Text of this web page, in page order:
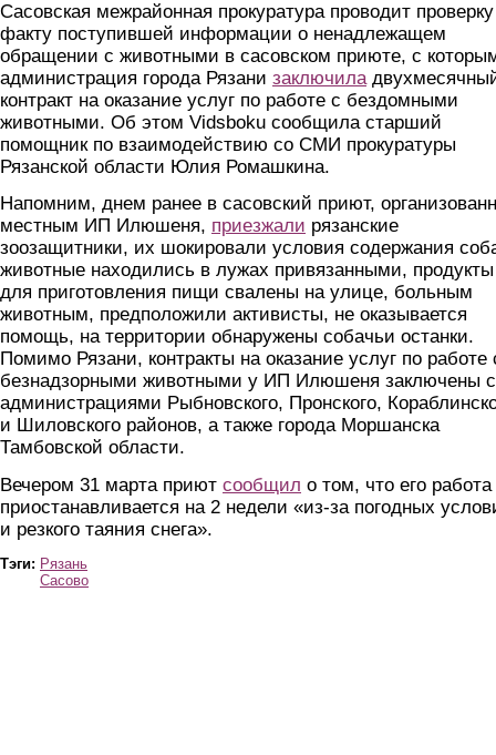
Сасовская межрайонная прокуратура проводит
факту поступившей информации о ненадлежащем
обращении с животными в сасовском приюте, с
администрация города Рязани заключила
контракт на оказание услуг по работе с бездомными
животными. Об этом Vidsboku сообщила старший
помощник по взаимодействию со СМИ прокуратуры
Рязанской области Юлия Ромашкина.
Напомним, днем ранее в сасовский приют,
местным ИП Илюшеня, приезжали рязанские
зоозащитники, их шокировали условия содержания
животные находились в лужах привязанными, продукты
для приготовления пищи свалены на улице, больным
животным, предположили активисты, не оказывается
помощь, на территории обнаружены собачьи останки.
Помимо Рязани, контракты на оказание услуг по работе
безнадзорными животными у ИП Илюшеня заключены с
администрациями Рыбновского, Пронского,
и Шиловского районов, а также города Моршанска
Тамбовской области.
Вечером 31 марта приют сообщил о том, что его работа
приостанавливается на 2 недели «из-за погодных
и резкого таяния снега».
Тэги: Рязань
Сасово